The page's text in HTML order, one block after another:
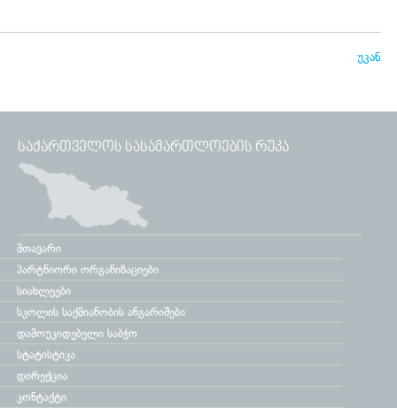
უკან
ᲡᲐᲥᲐᲠᲗᲕᲔᲚᲝᲡ ᲡᲐᲡᲐᲛᲐᲠᲗᲚᲝᲔᲑᲘᲡ ᲠᲣᲙᲐ
მთავარი
პარტნიორი ორგანიზაციები
სიახლეები
სკოლის საქმიანობის ანგარიშები
დამოუკიდებელი საბჭო
სტატისტიკა
დირექცია
კონტაქტი